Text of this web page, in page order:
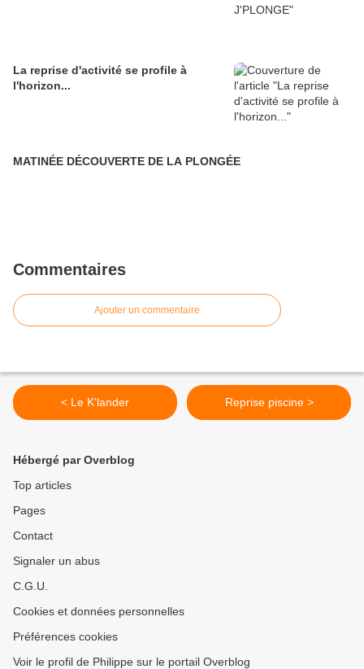
La reprise d'activité se profile à
l'horizon...
MATINÉE DÉCOUVERTE DE LA PLONGÉE
Commentaires
Ajouter un commentaire
< Le K'lander Reprise piscine >
Hébergé par Overblog
Top articles
Pages
Contact
Signaler un abus
C.G.U.
Cookies et données personnelles
Préférences cookies
Voir le profil de Philippe sur le portail Overblog